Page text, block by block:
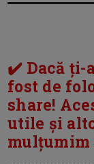
✔️ Dacă ți-
fost de
share!
utile și